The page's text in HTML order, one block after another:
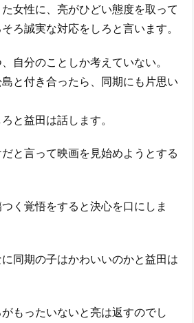
女性に、亮がひどい態度を取って
ろ誠実な対応をしろと言います。
自分のことしか考えていない。
と付き合ったら、同期にも片思い
と益田は話します。
と言って映画を見始めようとする
く覚悟をすると決心を口にしま
同期の子はかわいいのかと益田は
もったいないと亮は返すのでし